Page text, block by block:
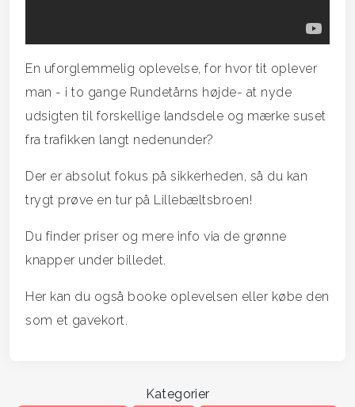
En uforglemmelig oplevelse, for hvor tit oplever
man - i to gange Rundetårns højde- at nyde
udsigten til forskellige landsdele og mærke suset
fra trafikken langt nedenunder?
Der er absolut fokus på sikkerheden, så du kan
trygt prøve en tur på Lillebæltsbroen!
Du finder priser og mere info via de grønne
knapper under billedet.
Her kan du også booke oplevelsen eller købe den
som et gavekort.
Kategorier